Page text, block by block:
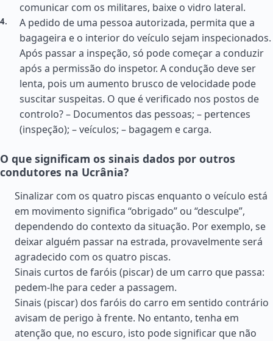
comunicar com os militares, baixe o vidro lateral.
A pedido de uma pessoa autorizada, permita que a
bagageira e o interior do veículo sejam inspecionados.
Após passar a inspeção, só pode começar a conduzir
após a permissão do inspetor. A condução deve ser
lenta, pois um aumento brusco de velocidade pode
suscitar suspeitas. O que é verificado nos postos de
controlo? – Documentos das pessoas; – pertences
(inspeção); – veículos; – bagagem e carga.
O que significam os sinais dados por outros
condutores na Ucrânia?
Sinalizar com os quatro piscas enquanto o veículo está
em movimento significa “obrigado” ou “desculpe”,
dependendo do contexto da situação. Por exemplo, se
deixar alguém passar na estrada, provavelmente será
agradecido com os quatro piscas.
Sinais curtos de faróis (piscar) de um carro que passa:
pedem-lhe para ceder a passagem.
Sinais (piscar) dos faróis do carro em sentido contrário
avisam de perigo à frente. No entanto, tenha em
atenção que, no escuro, isto pode significar que não